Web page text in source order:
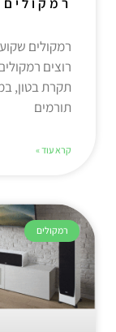
רמקולים
רוצים
תקרת בטון,
תורמים
קרא עוד »
רמקולים